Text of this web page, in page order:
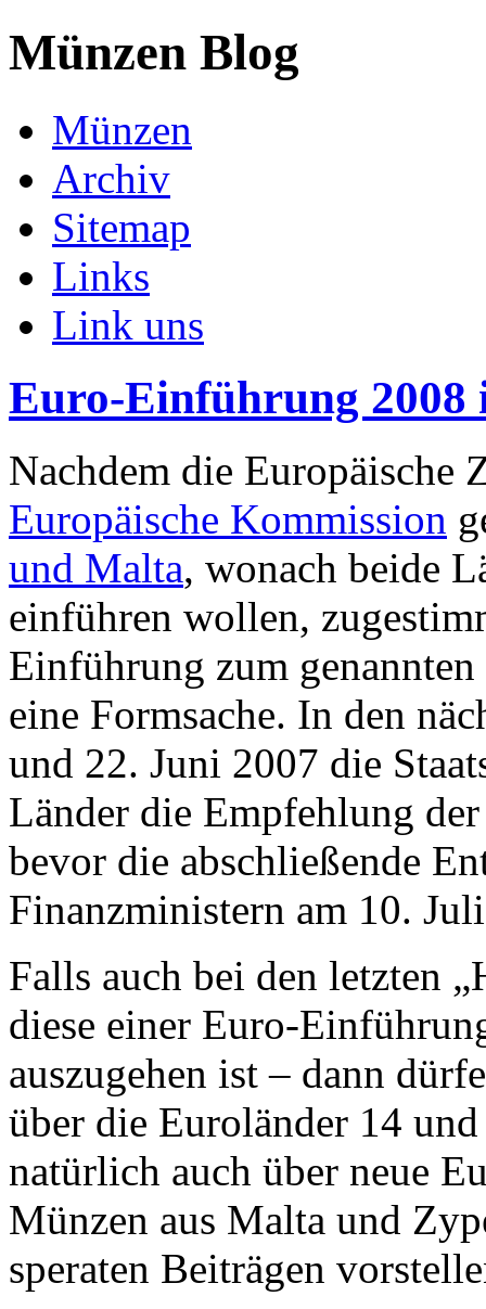
Münzen Blog
Münzen
Archiv
Sitemap
Links
Link uns
Euro-Einführung
Nachdem die Europäische
Europäische Kommission
und Malta, wonach beide
einführen wollen,
Einführung zum
eine Formsache. In den
und 22. Juni 2007 die
Länder die Empfehlung
bevor die abschließende
Finanzministern am 10.
Falls auch bei den letzten
diese einer Euro-
auszugehen ist – dann
über die Euroländer 14
natürlich auch über neue
Münzen aus Malta und
speraten Beiträgen